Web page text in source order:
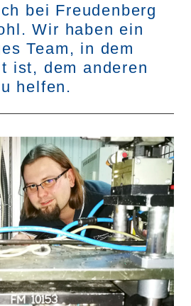
bei Freudenberg
Wir haben ein
Team, in dem
ist, dem anderen
helfen.